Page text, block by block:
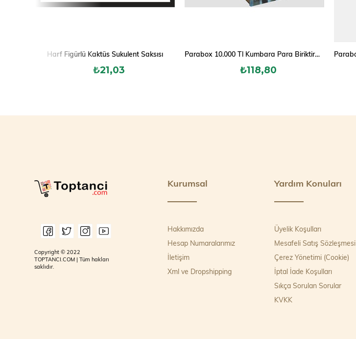
Harf Figürlü Kaktüs Sukulent Saksısı
₺21,03
Parabox 10.000 Tl Kumbara Para Biriktirme Kutusu
₺118,80
Kurumsal
Hakkımızda
Hesap Numaralarımız
İletişim
Xml ve Dropshipping
Yardım Konuları
Üyelik Koşulları
Mesafeli Satış Sözleşmesi
Çerez Yönetimi (Cookie)
İptal İade Koşulları
Sıkça Sorulan Sorular
KVKK
Copyright © 2022
TOPTANCI.COM | Tüm hakları
saklıdır.